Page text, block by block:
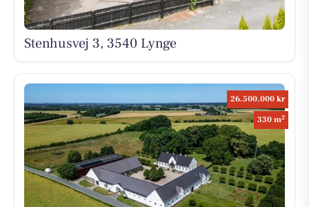
Stenhusvej 3, 3540 Lynge
26.500.000 kr
330 m2